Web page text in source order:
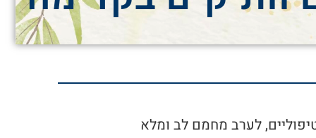
לערב מחמם לב ומלא